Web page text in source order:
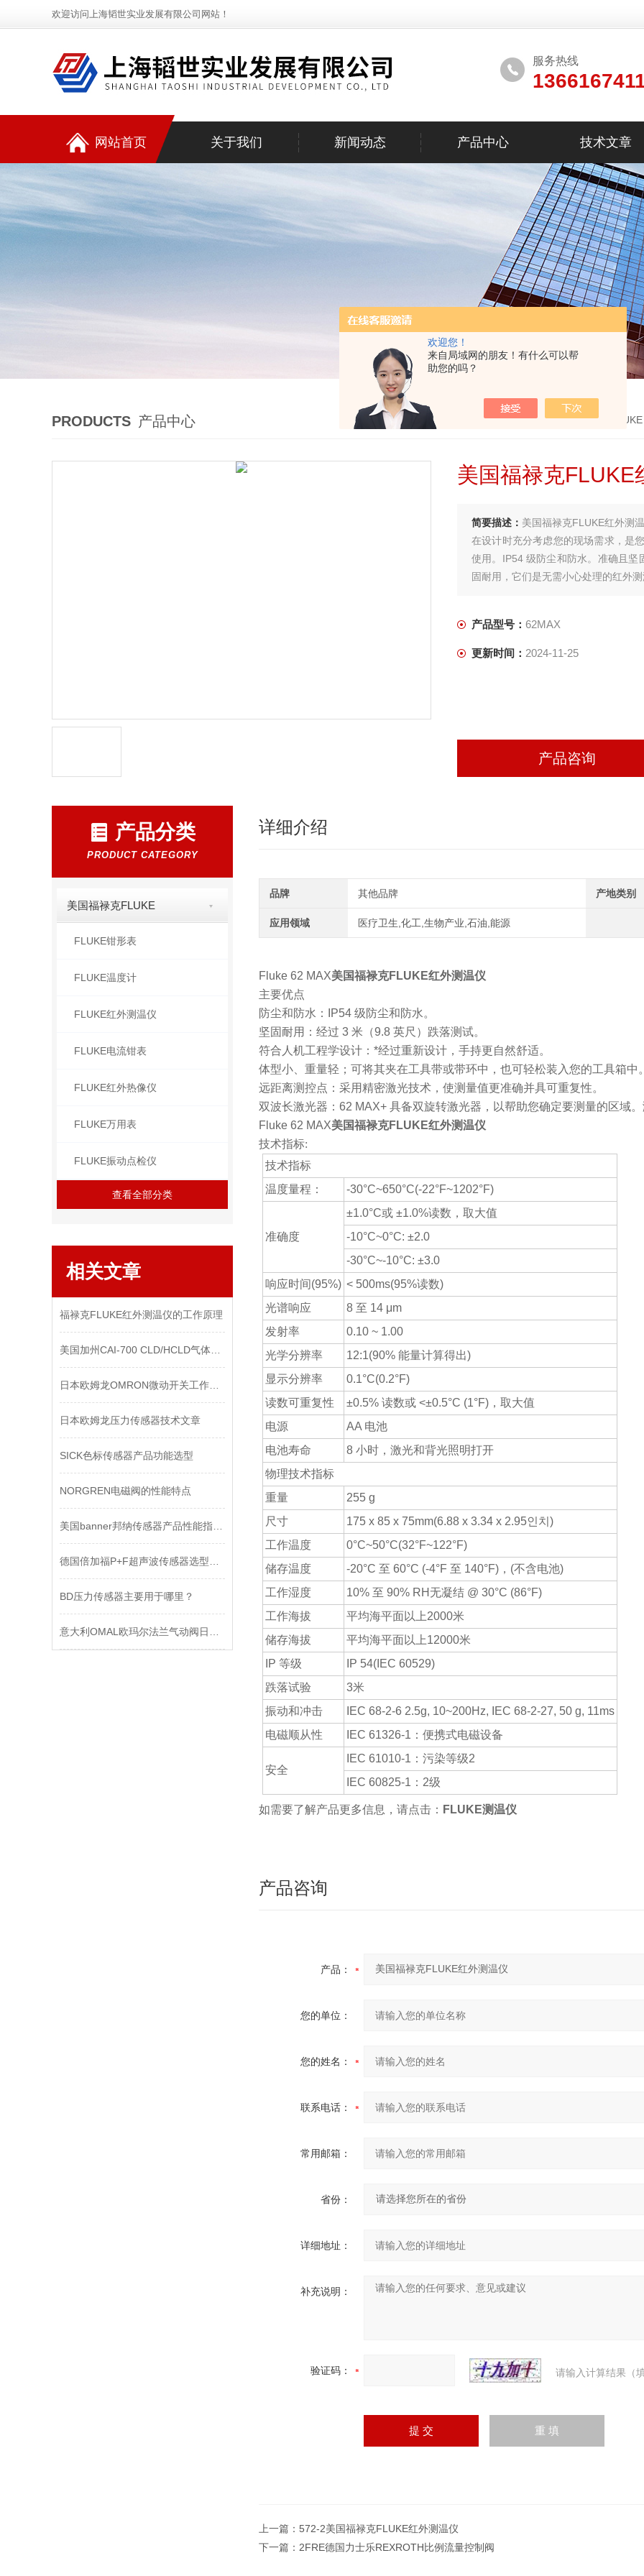
欢迎您！
来自局域网的朋友！有什么可以帮
助您的吗？
欢迎访问上海韬世实业发展有限公司网站！
服务热线
网站首页 关于我们 新闻动态 产品中心 技术文章
PRODUCTS 产品中心 首页>产品中心>美国福禄克FLUKE
美国福禄克FLUKE
简要描述： 美国福禄克FLUKE红外测
在设计时充分考虑您的现场需求，是
使用。IP54 级防尘和防水。准确且
固耐用，它们是无需小心处理的红外
产品型号： 62MAX
更新时间： 2024-11-25
产品咨询
产品分类
PRODUCT CATEGORY
美国福禄克FLUKE
FLUKE钳形表
FLUKE温度计
FLUKE红外测温仪
FLUKE电流钳表
FLUKE红外热像仪
FLUKE万用表
FLUKE振动点检仪
查看全部分类
相关文章
福禄克FLUKE红外测温仪的工作原理
日本欧姆龙压力传感器技术文章
SICK色标传感器产品功能选型
NORGREN电磁阀的性能特点
BD压力传感器主要用于哪里？
详细介绍
品牌 其他品牌 产地类别
应用领域 医疗卫生,化工,生物产业,石油,能源
Fluke 62 MAX美国福禄克FLUKE红外测温仪
主要优点
防尘和防水：IP54 级防尘和防水。
坚固耐用：经过 3 米（9.8 英尺）跌落测试。
符合人机工程学设计：*经过重新设计，手持更自然舒适。
体型小、重量轻；可将其夹在工具带或带环中，也可轻松装入您的工具箱中。
远距离测控点：采用精密激光技术，使测量值更准确并具可重复性。
双波长激光器：62 MAX+ 具备双旋转激光器，以帮助您确定要测量的区域
Fluke 62 MAX美国福禄克FLUKE红外测温仪
技术指标:
技术指标
温度量程：
-30°C~650°C(-22°F~1202°F)
准确度
±1.0°C或 ±1.0%读数，取大值
-10°C~0°C: ±2.0
-30°C~-10°C: ±3.0
响应时间(95%) < 500ms(95%读数)
光谱响应
8 至 14 μm
发射率
0.10 ~ 1.00
光学分辨率
12:1(90% 能量计算得出)
显示分辨率
0.1°C(0.2°F)
读数可重复性
±0.5% 读数或 <±0.5°C (1°F)，取大值
电源
AA 电池
电池寿命
8 小时，激光和背光照明打开
物理技术指标
重量
255 g
尺寸
175 x 85 x 75mm(6.88 x 3.34 x 2.95인치)
工作温度
0°C~50°C(32°F~122°F)
储存温度
-20°C 至 60°C (-4°F 至 140°F)，(不含电池)
工作湿度
10% 至 90% RH无凝结 @ 30°C (86°F)
工作海拔
平均海平面以上2000米
储存海拔
平均海平面以上12000米
IP 等级
IP 54(IEC 60529)
跌落试验
3米
振动和冲击
IEC 68-2-6 2.5g, 10~200Hz, IEC 68-2-27, 50 g, 11ms
电磁顺从性
IEC 61326-1：便携式电磁设备
安全
IEC 61010-1：污染等级2
IEC 60825-1：2级
如需要了解产品更多信息，请点击： FLUKE测温仪
产品咨询
产品：
您的单位：
您的姓名：
联系电话：
常用邮箱：
省份：
详细地址：
补充说明：
验证码： 请输入计算结果（
上一篇： 572-2美国福禄克FLUKE红外测温仪
下一篇： 2FRE德国力士乐REXROTH比例流量控制阀